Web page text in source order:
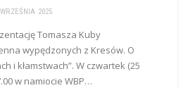
2025
Tomasza Kuby
wypędzonych z Kresów. O
i kłamstwach”. W czwartek (25
w namiocie WBP…